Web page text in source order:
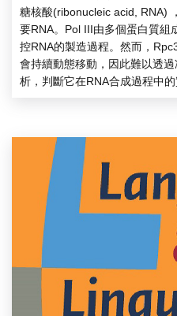
糖核酸(ribonucleic acid, RNA)
要RNA。Pol III由多個蛋白質組
控RNA的製造過程。然而，
會持續動態移動，因此難以透
析，判斷它在RNA合成過程中的